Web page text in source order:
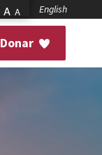
A A English
Donar